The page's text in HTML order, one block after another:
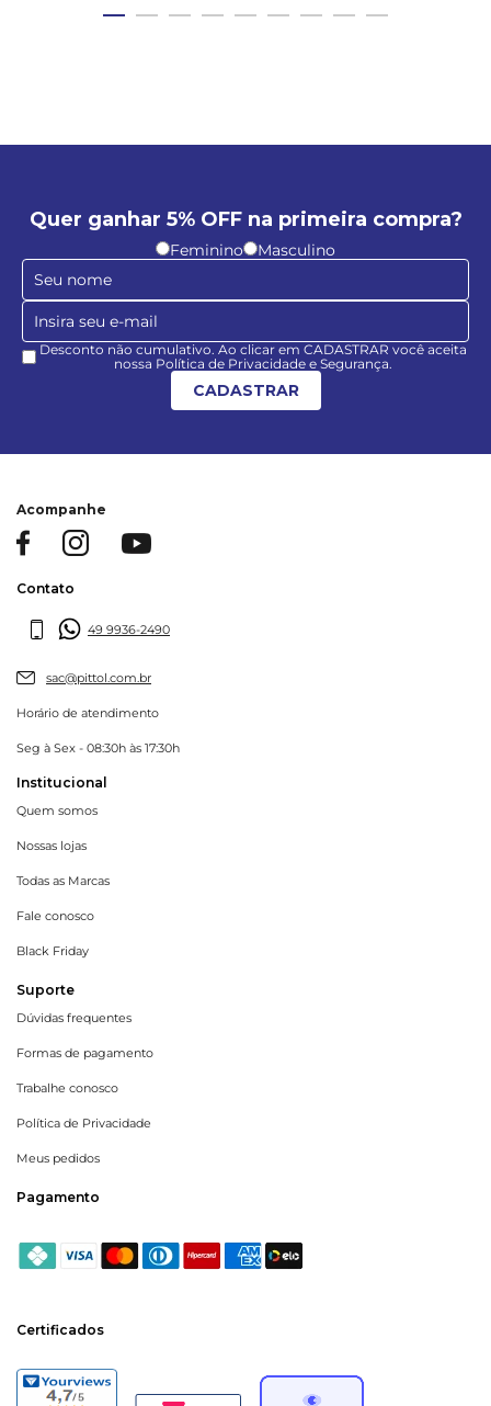
Quer ganhar 5% OFF na primeira compra?
Feminino Masculino
Desconto não cumulativo. Ao clicar em CADASTRAR você aceita
nossa Política de Privacidade e Segurança.
CADASTRAR
Acompanhe
Contato
49 9936-2490
sac@pittol.com.br
Horário de atendimento
Seg à Sex - 08:30h às 17:30h
Institucional
Quem somos
Nossas lojas
Todas as Marcas
Fale conosco
Black Friday
Suporte
Dúvidas frequentes
Formas de pagamento
Trabalhe conosco
Política de Privacidade
Meus pedidos
Pagamento
Certificados